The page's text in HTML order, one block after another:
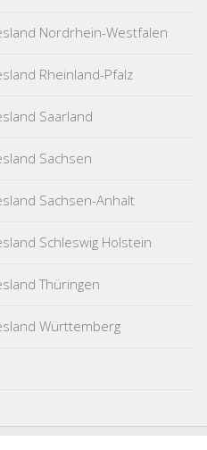
Nordrhein-Westfalen
Rheinland-Pfalz
Saarland
Sachsen
Sachsen-Anhalt
Schleswig Holstein
Thüringen
Württemberg